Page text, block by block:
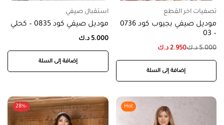
تصفيات اخر القطع
موديل صيفي بجيوب كود 0736
– 03
5.000 د.ك2.950 د.ك
إضافة إلى السلة
استقبال صيفي
موديل صيفي كود 0835 – كحلي
5.000 د.ك
إضافة إلى السلة
Hot
-28%